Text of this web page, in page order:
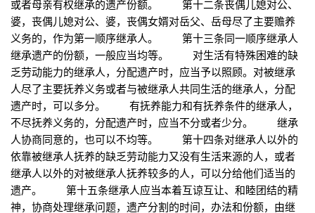
或者母亲有权继承的遗产份额。 第十二条丧偶儿媳对公、
婆，丧偶儿媳对公、婆，丧偶女婿对岳父、岳母尽了主要赡养
义务的，作为第一顺序继承人。 第十三条同一顺序继承人
继承遗产的份额，一般应当均等。 对生活有特殊困难的缺
乏劳动能力的继承人，分配遗产时，应当予以照顾。对被继承
人尽了主要抚养义务或者与被继承人共同生活的继承人，分配
遗产时，可以多分。 有抚养能力和有抚养条件的继承人，
不尽抚养义务的，分配遗产时，应当不分或者少分。 继承
人协商同意的，也可以不均等。 第十四条对继承人以外的
依靠被继承人抚养的缺乏劳动能力又没有生活来源的人，或者
继承人以外的对被继承人抚养较多的人，可以分给他们适当的
遗产。 第十五条继承人应当本着互谅互让、和睦团结的精
神，协商处理继承问题，遗产分割的时间，办法和份额，由继